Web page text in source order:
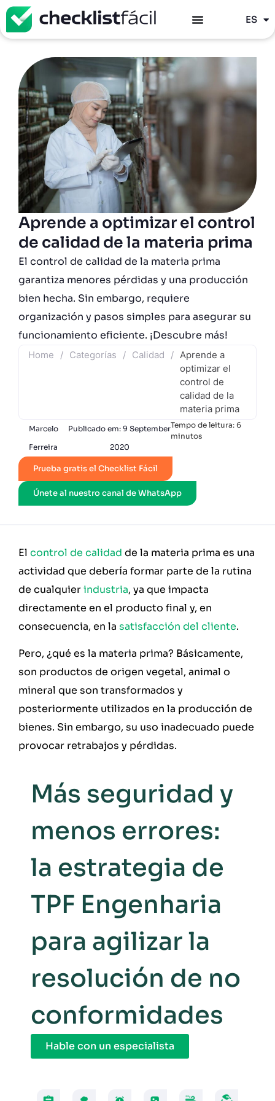
ES
EN
Aprende a optimizar el control
de calidad de la materia prima
El control de calidad de la materia prima
garantiza menores pérdidas y una producción
bien hecha. Sin embargo, requiere
organización y pasos simples para asegurar su
funcionamiento eficiente. ¡Descubre más!
Home / Categorías / Calidad / Aprende a
optimizar el
control de
calidad de la
materia prima
Marcelo
Ferreira
Publicado em: 9 September
2020
Tempo de leitura: 6
minutos
Prueba gratis el Checklist Fácil
Únete al nuestro canal de WhatsApp
El control de calidad de la materia prima es una
actividad que debería formar parte de la rutina
de cualquierindustria, ya que impacta
directamente en el producto final y, en
consecuencia, en la satisfacción del cliente.
Pero, ¿qué es la materia prima? Básicamente,
son productos de origen vegetal, animal o
mineral que son transformados y
posteriormente utilizados en la producción de
bienes. Sin embargo, su uso inadecuado puede
provocar retrabajos y pérdidas.
Más seguridad y
menos errores:
la estrategia de
TPF Engenharia
para agilizar la
resolución de no
conformidades
Hable con un especialista